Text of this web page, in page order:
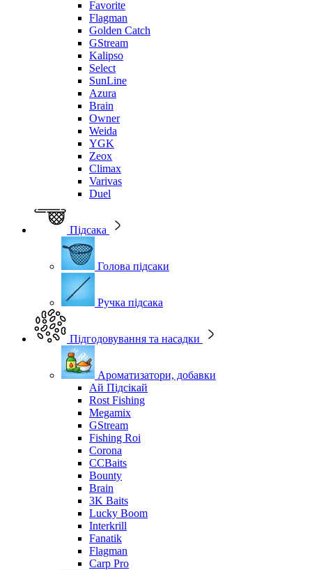
Favorite
Flagman
Golden Catch
GStream
Kalipso
Select
SunLine
Azura
Brain
Owner
Weida
YGK
Zeox
Climax
Varivas
Duel
Підсака
Голова підсаки
Ручка підсака
Підгодовування та насадки
Ароматизатори, добавки
Ай Підсікай
Rost Fishing
Megamix
GStream
Fishing Roi
Corona
CCBaits
Bounty
Brain
3K Baits
Lucky Boom
Interkrill
Fanatik
Flagman
Carp Pro